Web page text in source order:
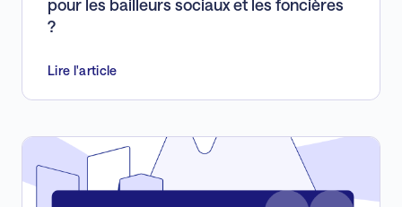
TASCOM
pour les bailleurs sociaux et les foncières
?
Lire l'article